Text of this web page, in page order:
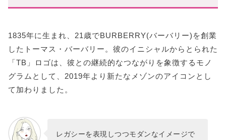
【アクセサリー編】TBロゴおすすめアイテム2選
レザーブレスレット
まとめ
1835年に生まれ、21歳でBURBERRY(バーバリー)を創業
したトーマス・バーバリー。彼のイニシャルからとられた
「TB」ロゴは、彼との継続的なつながりを象徴するモノ
グラムとして、2019年より新たなメゾンのアイコンとし
て加わりました。
レガシーを表現しつつモダンなイメージで